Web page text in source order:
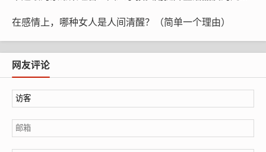
足吃一顿自己的手艺时，那油光发亮的牛肉片，总让我爹
体吧。
在感情上，哪种女人是人间清醒？（简单一个理由）
网友评论